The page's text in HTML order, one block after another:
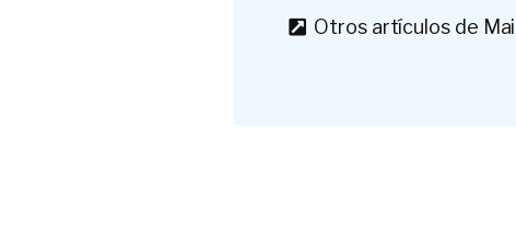
Otros artículos de